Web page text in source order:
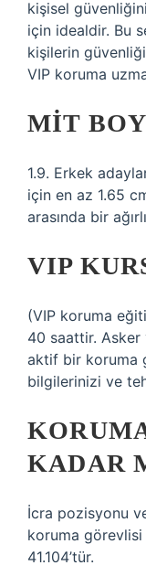
kişisel
için idealdir. Bu
kişilerin
VIP koruma
MIT
1.9. Erkek
için en az 1.65
arasında bir
VIP
(VIP koruma
40 saattir.
aktif bir koruma
bilgilerinizi ve
KADAR
İcra pozisyonu
koruma
41.104’tür.